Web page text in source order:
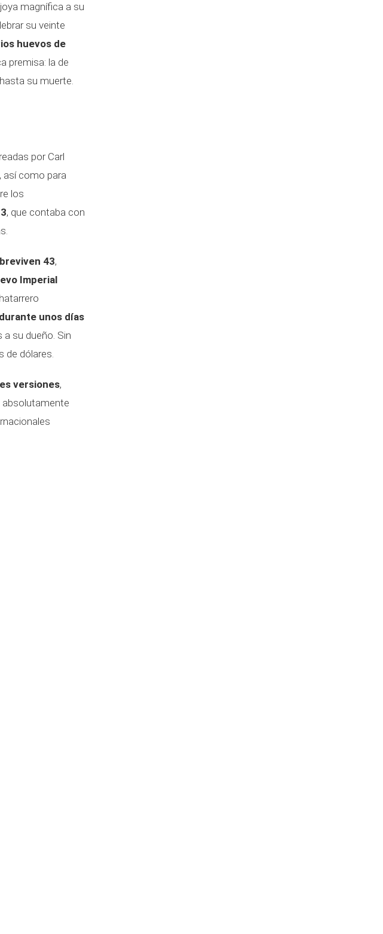
magnífica a su
su veinte
huevos de
premisa: la de
su muerte.
por Carl
así como para
los
, que contaba con
43,
Imperial
unos días
a su dueño. Sin
de dólares.
versiones,
absolutamente